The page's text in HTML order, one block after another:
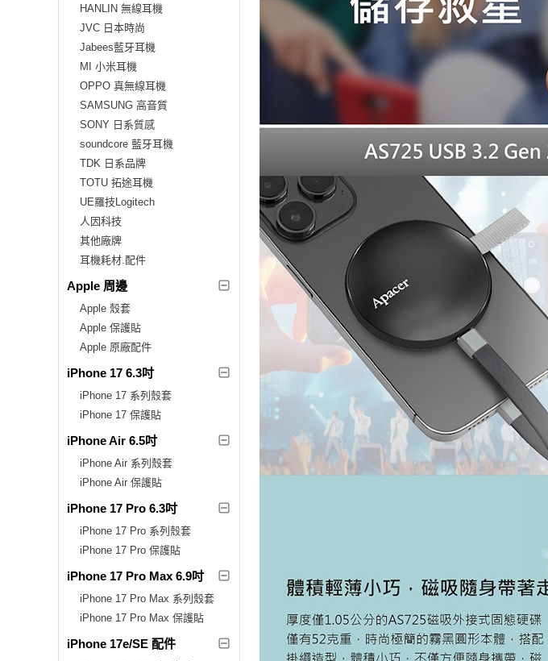
HANLIN 無線耳機
JVC 日本時尚
Jabees藍牙耳機
MI 小米耳機
OPPO 真無線耳機
SAMSUNG 高音質
SONY 日系質感
soundcore 藍牙耳機
TDK 日系品牌
TOTU 拓途耳機
UE羅技Logitech
人因科技
其他廠牌
耳機耗材.配件
Apple 周邊
Apple 殼套
Apple 保護貼
Apple 原廠配件
iPhone 17 6.3吋
iPhone 17 系列殼套
iPhone 17 保護貼
iPhone Air 6.5吋
iPhone Air 系列殼套
iPhone Air 保護貼
iPhone 17 Pro 6.3吋
iPhone 17 Pro 系列殼套
iPhone 17 Pro 保護貼
iPhone 17 Pro Max 6.9吋
iPhone 17 Pro Max 系列殼套
iPhone 17 Pro Max 保護貼
iPhone 17e/SE 配件